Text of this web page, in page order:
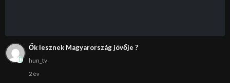
Ők lesznek Magyarország jövője ?
hun_tv
2 év